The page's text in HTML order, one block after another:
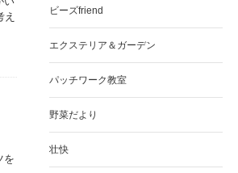
を
ビーズfriend
エクステリア＆ガーデン
パッチワーク教室
野菜だより
壮快